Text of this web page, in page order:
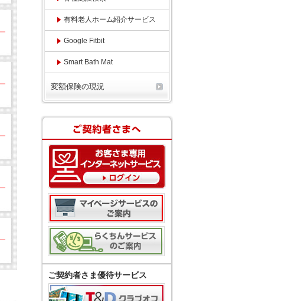
有料老人ホーム紹介サービス
Google Fitbit
Smart Bath Mat
変額保険の現況
ご契約者さま優待サービス